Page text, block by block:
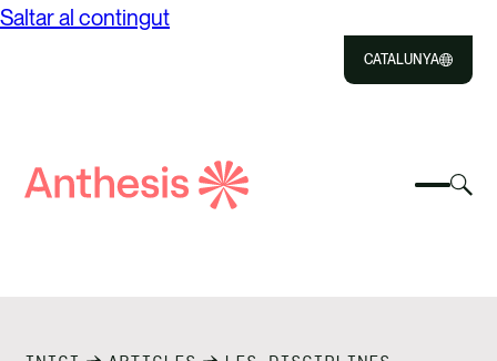
Saltar al contingut
CATALUNYA
Cerca